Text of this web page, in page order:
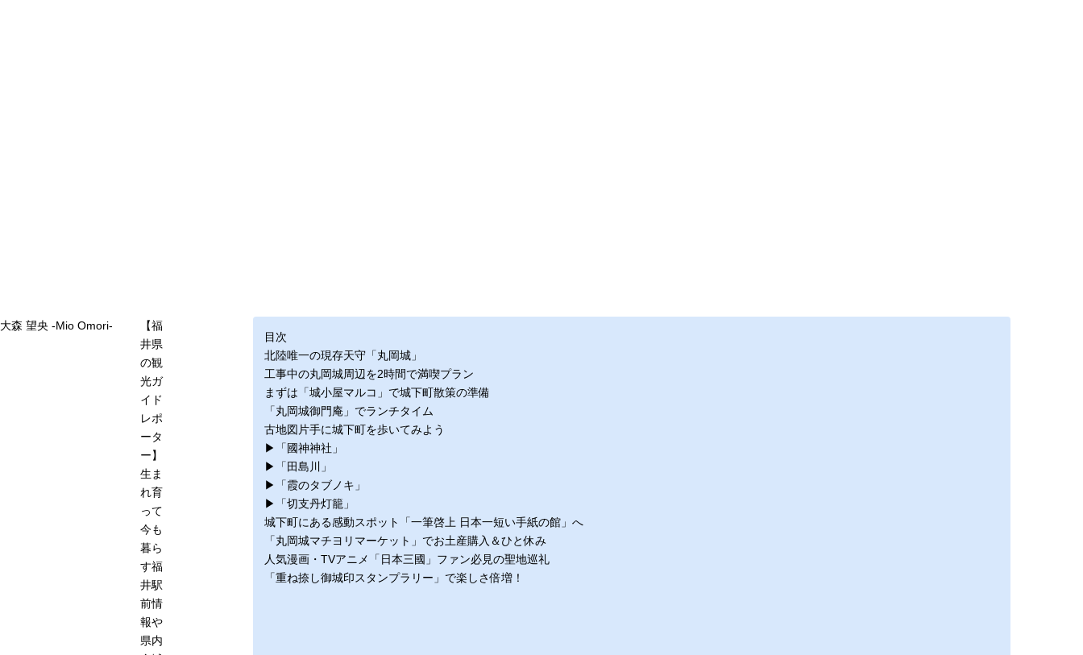
大森 望央 -Mio Omori-
【福
井県
の観
光ガ
イド
レポ
ータ
ー】
生ま
れ育
って
今も
暮ら
す福
井駅
前情
報や
県内
目次
北陸唯一の現存天守「丸岡城」
工事中の丸岡城周辺を2時間で満喫プラン
まずは「城小屋マルコ」で城下町散策の準備
「丸岡城御門庵」でランチタイム
古地図片手に城下町を歩いてみよう
▶︎「國神神社」
▶︎「田島川」
▶︎「霞のタブノキ」
▶︎「切支丹灯籠」
城下町にある感動スポット「一筆啓上 日本一短い手紙の館」へ
「丸岡城マチヨリマーケット」でお土産購入＆ひと休み
人気漫画・TVアニメ「日本三國」ファン必見の聖地巡礼
「重ね捺し御城印スタンプラリー」で楽しさ倍増！